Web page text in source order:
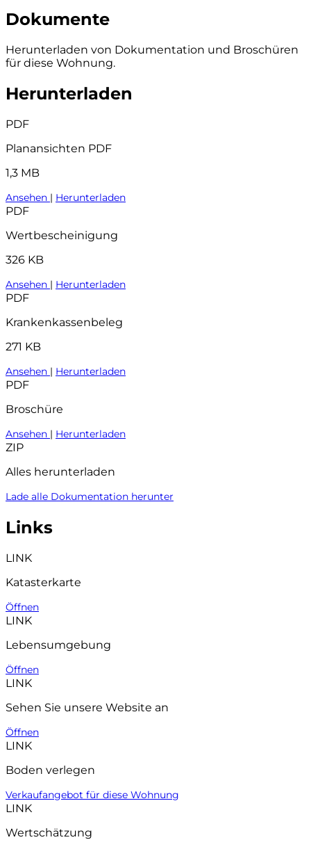
Dokumente
Herunterladen von Dokumentation und Broschüren
für diese Wohnung.
Herunterladen
PDF
Planansichten PDF
1,3 MB
Ansehen | Herunterladen
PDF
Wertbescheinigung
326 KB
Ansehen | Herunterladen
PDF
Krankenkassenbeleg
271 KB
Ansehen | Herunterladen
PDF
Broschüre
Ansehen | Herunterladen
ZIP
Alles herunterladen
Lade alle Dokumentation herunter
Links
LINK
Katasterkarte
Öffnen
LINK
Lebensumgebung
Öffnen
LINK
Sehen Sie unsere Website an
Öffnen
LINK
Boden verlegen
Verkaufangebot für diese Wohnung
LINK
Wertschätzung